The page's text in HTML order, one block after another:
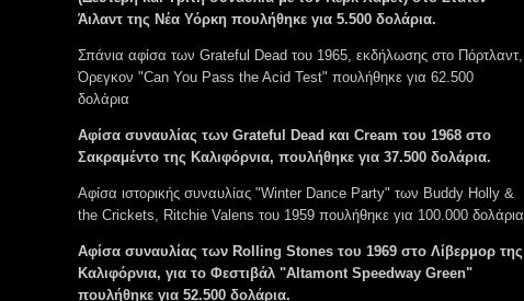
Άιλαντ της Νέα Υόρκη πουλήθηκε για 5.500 δολάρια.
Σπάνια αφίσα των Grateful Dead του 1965, εκδήλωσης στο Πόρτλαντ,
Όρεγκον "Can You Pass the Acid Test" πουλήθηκε για 62.500
δολάρια
Αφίσα συναυλίας των Grateful Dead και Cream του 1968 στο
Σακραμέντο της Καλιφόρνια, πουλήθηκε για 37.500 δολάρια.
Αφίσα ιστορικής συναυλίας "Winter Dance Party" των Buddy Holly &
the Crickets, Ritchie Valens του 1959 πουλήθηκε για 100.000 δολάρια
Αφίσα συναυλίας των Rolling Stones του 1969 στο Λίβερμορ της
Καλιφόρνια, για το Φεστιβάλ "Altamont Speedway Green"
πουλήθηκε για 52.500 δολάρια.